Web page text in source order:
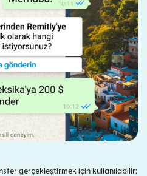
gerçekleştirmek için kullanılabilir;